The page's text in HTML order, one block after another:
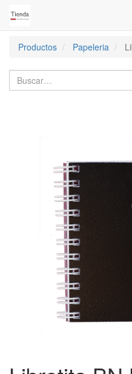
Productos
Papeleria